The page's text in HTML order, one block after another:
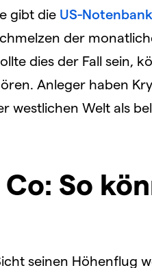
gibt die US-
der
dies der Fall sein,
Anleger haben
westlichen Welt als
So
seinen Höhenflug